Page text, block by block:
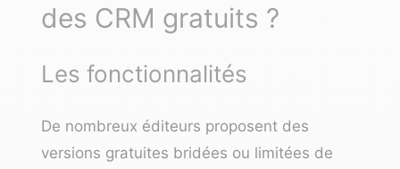
des CRM gratuits ?
Les fonctionnalités
De nombreux éditeurs proposent des
versions gratuites bridées ou limitées de